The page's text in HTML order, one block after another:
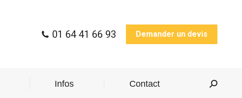
01 64 41 66 93 Demander un devis
Infos Contact